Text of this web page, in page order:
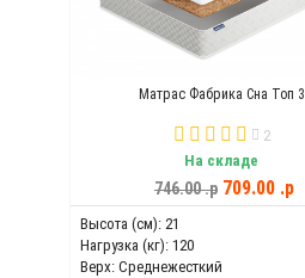
Матрас Фабрика Сна Топ 3
2
На складе
746.00 .p 709.00 .p
Высота (см): 21
Нагрузка (кг): 120
Верх: Среднежесткий